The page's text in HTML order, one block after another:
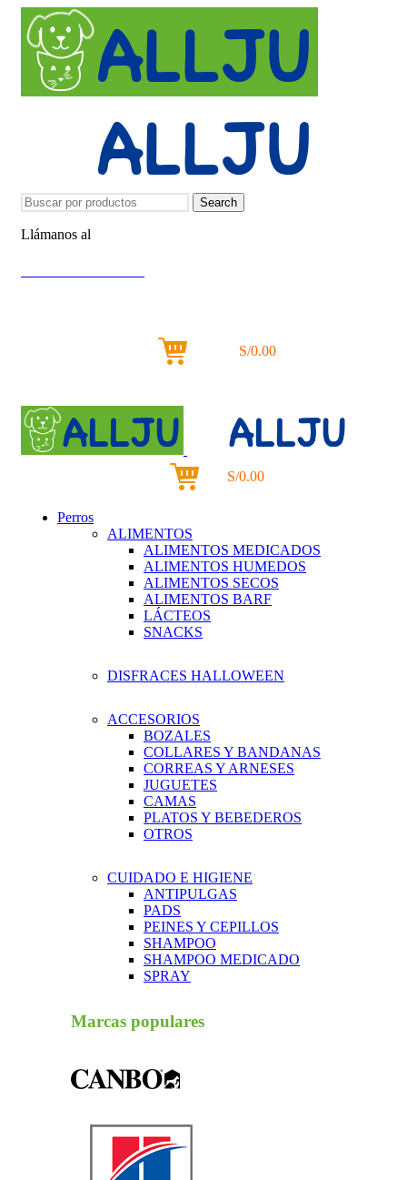
Search
Llámanos al
S/0.00
S/0.00
Perros
ALIMENTOS
ALIMENTOS MEDICADOS
ALIMENTOS HUMEDOS
ALIMENTOS SECOS
ALIMENTOS BARF
LÁCTEOS
SNACKS
DISFRACES HALLOWEEN
ACCESORIOS
BOZALES
COLLARES Y BANDANAS
CORREAS Y ARNESES
JUGUETES
CAMAS
PLATOS Y BEBEDEROS
OTROS
CUIDADO E HIGIENE
ANTIPULGAS
PADS
PEINES Y CEPILLOS
SHAMPOO
SHAMPOO MEDICADO
SPRAY
Marcas populares